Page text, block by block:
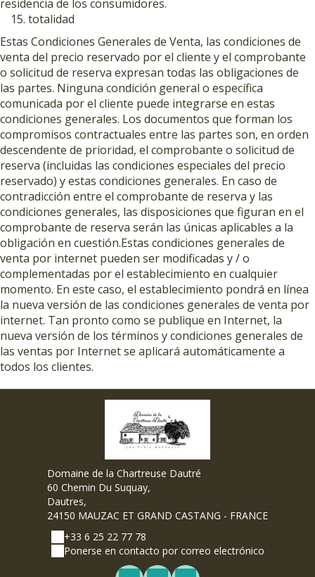
residencia de los consumidores.
totalidad
Estas Condiciones Generales de Venta, las condiciones de
venta del precio reservado por el cliente y el comprobante
o solicitud de reserva expresan todas las obligaciones de
las partes. Ninguna condición general o específica
comunicada por el cliente puede integrarse en estas
condiciones generales. Los documentos que forman los
compromisos contractuales entre las partes son, en orden
descendente de prioridad, el comprobante o solicitud de
reserva (incluidas las condiciones especiales del precio
reservado) y estas condiciones generales. En caso de
contradicción entre el comprobante de reserva y las
condiciones generales, las disposiciones que figuran en el
comprobante de reserva serán las únicas aplicables a la
obligación en cuestión.Estas condiciones generales de
venta por internet pueden ser modificadas y / o
complementadas por el establecimiento en cualquier
momento. En este caso, el establecimiento pondrá en línea
la nueva versión de las condiciones generales de venta por
internet. Tan pronto como se publique en Internet, la
nueva versión de los términos y condiciones generales de
las ventas por Internet se aplicará automáticamente a
todos los clientes.
Domaine de la Chartreuse Dautré
60 Chemin Du Suquay,
Dautres,
24150 MAUZAC ET GRAND CASTANG - FRANCE
+33 6 25 22 77 78
Ponerse en contacto por correo electrónico